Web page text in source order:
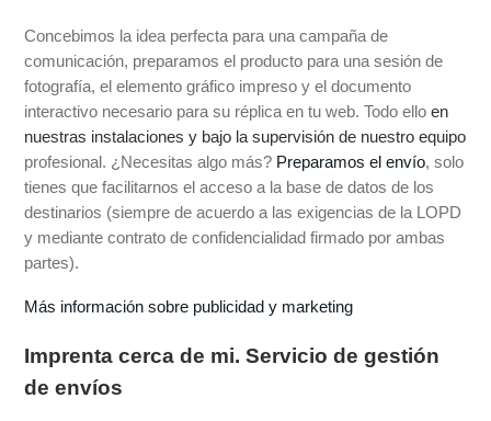
Concebimos la idea perfecta para una campaña de
comunicación, preparamos el producto para una sesión de
fotografía, el elemento gráfico impreso y el documento
interactivo necesario para su réplica en tu web. Todo ello en
nuestras instalaciones y bajo la supervisión de nuestro equipo
profesional. ¿Necesitas algo más? Preparamos el envío, solo
tienes que facilitarnos el acceso a la base de datos de los
destinarios (siempre de acuerdo a las exigencias de la LOPD
y mediante contrato de confidencialidad firmado por ambas
partes).
Más información sobre publicidad y marketing
Imprenta cerca de mi.Servicio de gestión
de envíos